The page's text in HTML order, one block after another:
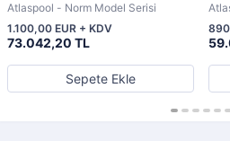
Atlaspool - Norm Model Serisi
73.042,20 TL
1.100,00 EUR + KDV
Sepete Ekle